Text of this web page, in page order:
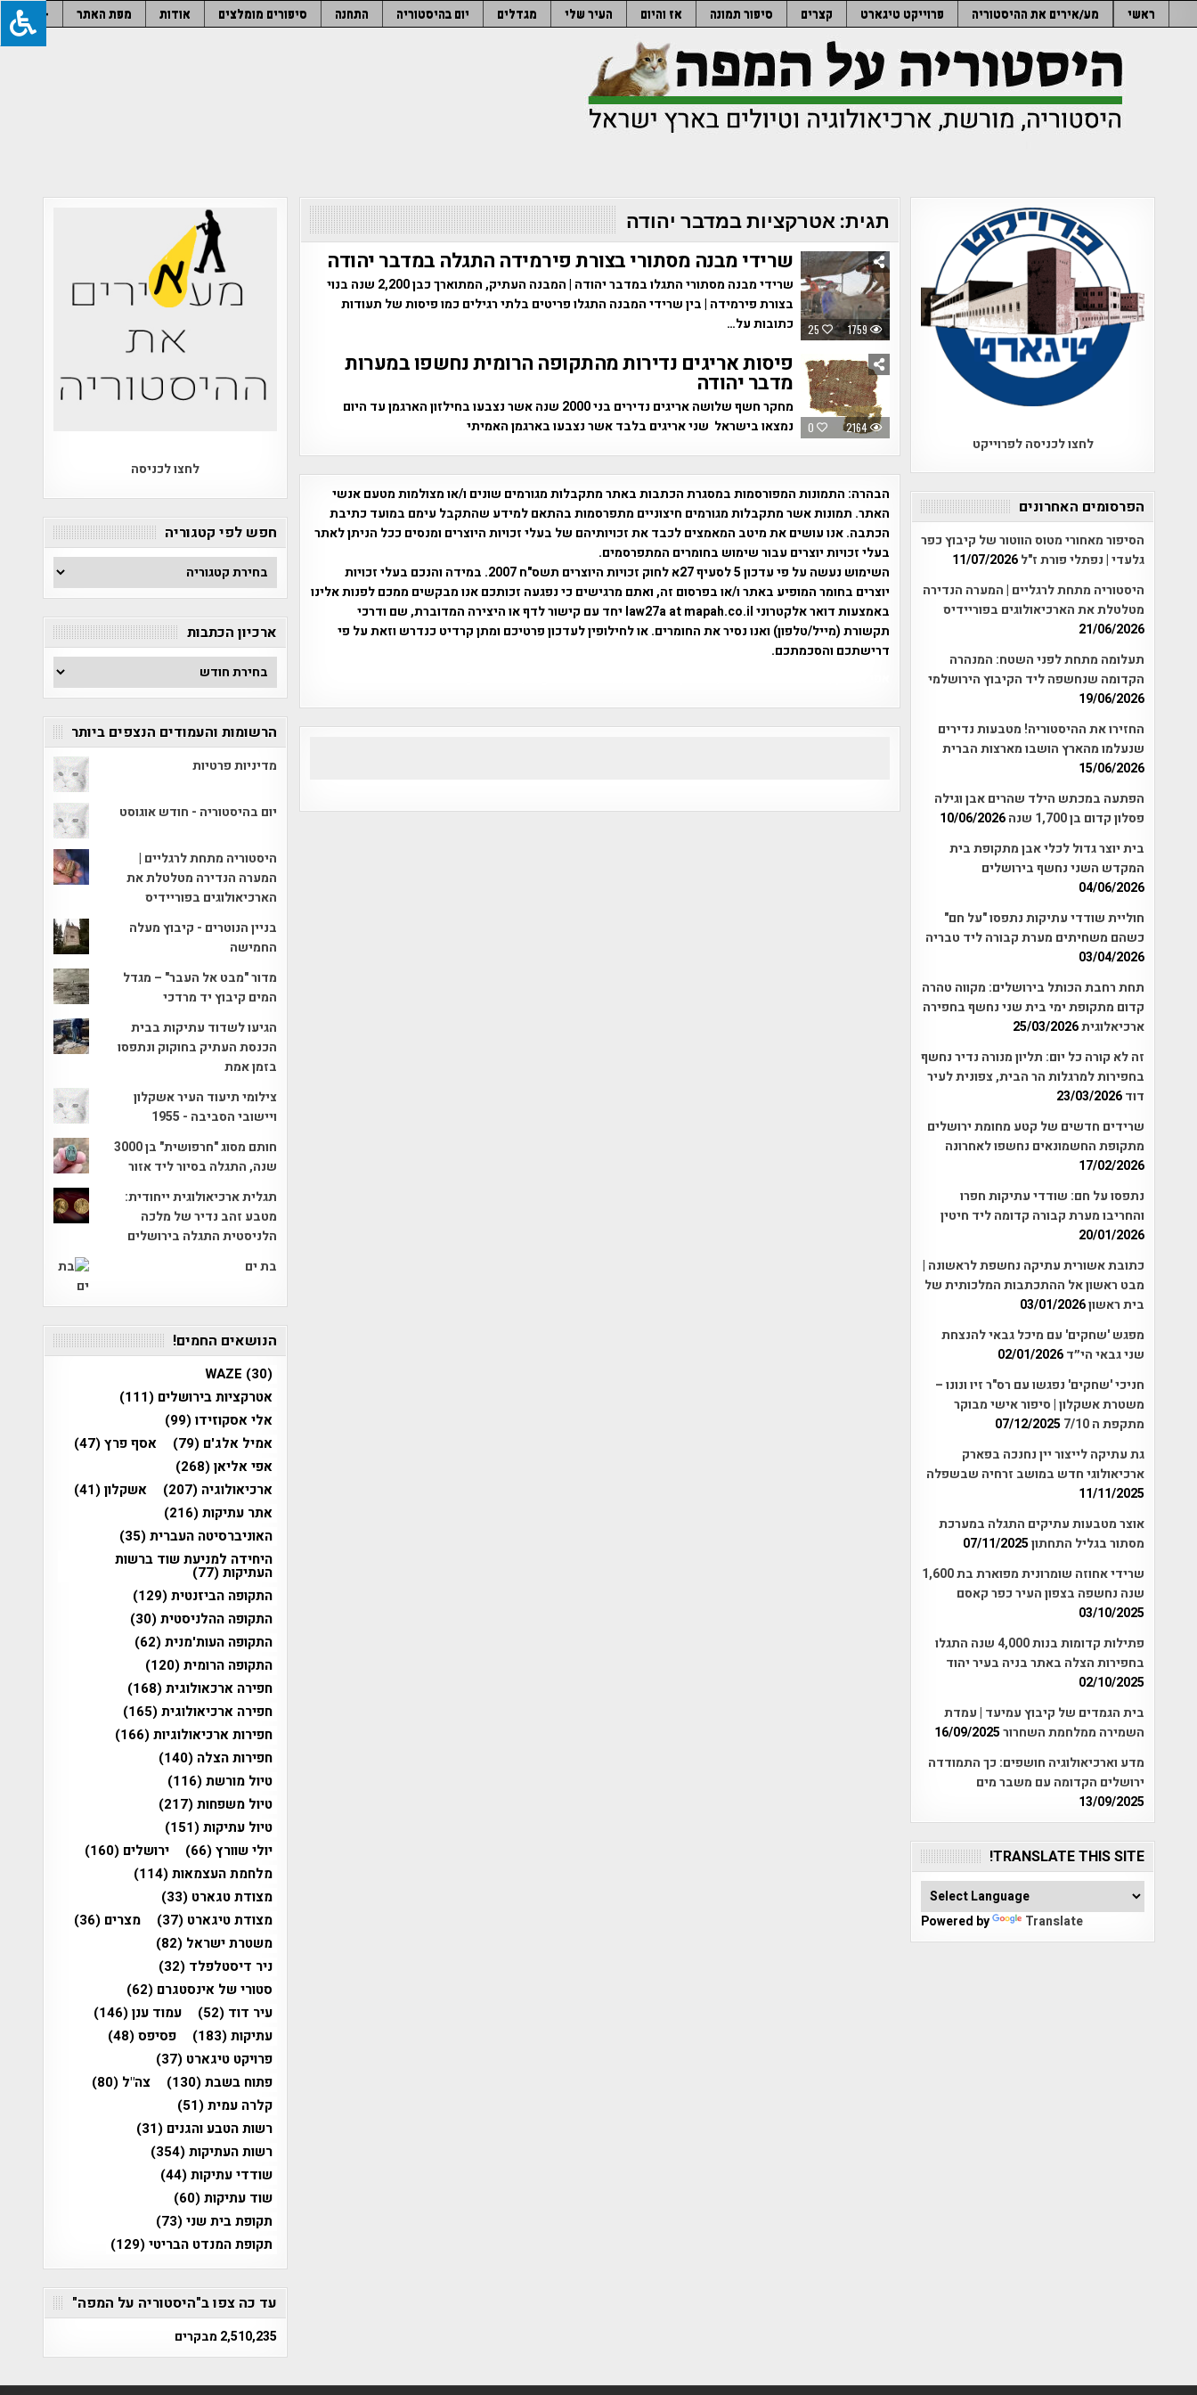
to
ראשי מע/אירים את ההיסטוריה פרוייקט טיגארט קצרים סיפור תמונה אז והיום העיר שלי מגדלים יום בהיסטוריה התחנה סיפורים מומלצים אודות מפת האתר –
תגית:אטרקציות במדבר יהודה
25 1759
שרידי מבנה מסתורי בצורת פירמידה התגלה במדבר יהודה
שרידי מבנה מסתורי התגלו במדבר יהודה | המבנה העתיק, המתוארך כבן 2,200 שנה בנוי
בצורת פירמידה | בין שרידי המבנה התגלו פריטים בלתי רגילים כמו פיסות של תעודות
כתובות על…
0 2164
פיסות אריגים נדירות מהתקופה הרומית נחשפו במערות
מדבר יהודה
מחקר חשף שלושה אריגים נדירים בני 2000 שנה אשר נצבעו בחילזון הארגמן עד היום
נמצאו בישראל שני אריגים בלבד אשר נצבעו בארגמן האמיתי
הבהרה: התמונות המפורסמות במסגרת הכתבות באתר מתקבלות מגורמים שונים ו/או מצולמות מטעם אנשי
האתר. תמונות אשר מתקבלות מגורמים חיצוניים מתפרסמות בהתאם למידע שהתקבל עימם במועד כתיבת
הכתבה. אנו עושים את מיטב המאמצים לכבד את זכויותיהם של בעלי זכויות היוצרים ומנסים ככל הניתן לאתר
בעלי זכויות יוצרים עבור שימוש בחומרים המתפרסמים.
השימוש נעשה על פי עדכון 5 לסעיף 27א לחוק זכויות היוצרים תשס"ח 2007. במידה והנכם בעלי זכויות
יוצרים בחומר המופיע באתר ו/או בפרסום זה, ואתם מרגישים כי נפגעה זכותכם אנו מבקשים ממכם לפנות אלינו
באמצעות דואר אלקטרוני law27a at mapah.co.il יחד עם קישור לדף או היצירה המדוברת, שם ודרכי
תקשורת (מייל/טלפון) ואנו נסיר את החומרים. או לחילופין לעדכון פרטיכם ומתן קרדיט כנדרש וזאת על פי
דרישתכם והסכמתכם.
לחצו לכניסה לפרוייקט
הפרסומים האחרונים
הסיפור מאחורי מטוס הווטור של קיבוץ כפר
גלעדי | נפתלי פורת ז"ל11/07/2026
היסטוריה מתחת לרגליים | המערה הנדירה
מטלטלת את הארכיאולוגים בפוריידיס
21/06/2026
תעלומה מתחת לפני השטח: המנהרה
הקדומה שנחשפה ליד הקיבוץ הירושלמי
19/06/2026
החזירו את ההיסטוריה! מטבעות נדירים
שנעלמו מהארץ הושבו מארצות הברית
15/06/2026
הפתעה במכתש הילד שהרים אבן וגילה
פסלון קדום בן 1,700 שנה
10/06/2026
בית יוצר גדול לכלי אבן מתקופת בית
המקדש השני נחשף בירושלים
04/06/2026
חוליית שודדי עתיקות נתפסו "על חם"
כשהם משחיתים מערת קבורה ליד טבריה
03/04/2026
תחת רחבת הכותל בירושלים: מקווה טהרה
קדום מתקופת ימי בית שני נחשף בחפירה
ארכיאלוגית25/03/2026
זה לא קורה כל יום: תליון מנורה נדיר נחשף
בחפירות למרגלות הר הבית, צפונית לעיר
דוד23/03/2026
שרידים חדשים של קטע מחומת ירושלים
מתקופת החשמונאים נחשפו לאחרונה
17/02/2026
נתפסו על חם: שודדי עתיקות חפרו
והחריבו מערת קבורה קדומה ליד חיטין
20/01/2026
כתובת אשורית עתיקה נחשפת לראשונה |
מבט ראשון אל ההתכתבות המלכותית של
בית ראשון03/01/2026
מפגש 'שחקים' עם מיכל גבאי להנצחת
שני גבאי הי״ד02/01/2026
חניכי 'שחקים' נפגשו עם רס"ר זיו ונונו –
משטרת אשקלון | סיפור אישי מבוקר
מתקפת ה 7/10
07/12/2025
גת עתיקה לייצור יין נחנכה בפארק
ארכיאולוגי חדש במושב זרחיה שבשפלה
11/11/2025
אוצר מטבעות עתיקים התגלה במערכת
מסתור בגליל התחתון07/11/2025
שרידי אחוזה שומרונית מפוארת בת 1,600
שנה נחשפה בצפון העיר כפר קאסם
03/10/2025
פתילות קדומות בנות 4,000 שנה התגלו
בחפירות הצלה באתר בניה בעיר יהוד
02/10/2025
בית הגמדים של קיבוץ עמיעד | עמדת
השמירה ממלחמת השחרור16/09/2025
מדע וארכיאולוגיה חושפים: כך התמודדה
ירושלים הקדומה עם משבר מים
13/09/2025
TRANSLATE THIS SITE!
Powered by Translate
לחצו לכניסה
חפש לפי קטגוריה
חפש
לפי
קטגוריה
ארכיון הכתבות
ארכיון
הכתבות
הרשומות והעמודים הנצפים ביותר
מדיניות פרטיות
יום בהיסטוריה - חודש אוגוסט
היסטוריה מתחת לרגליים |
המערה הנדירה מטלטלת את
הארכיאולוגים בפוריידיס
בניין הנוטרים - קיבוץ מעלה
החמישה
מדור "מבט אל העבר" – מגדל
המים קיבוץ יד מרדכי
הגיעו לשדוד עתיקות בבית
הכנסת העתיק בחוקוק ונתפסו
בזמן אמת
צילומי תיעוד העיר אשקלון
ויישובי הסביבה - 1955
חותם מסוג "חרפושית" בן 3000
שנה, התגלה בסיור ליד אזור
תגלית ארכיאולוגית ייחודית:
מטבע זהב נדיר של מלכה
הלניסטית התגלה בירושלים
בת ים
הנושאים החמים!
WAZE (30)
אטרקציות בירושלים (111)
אלי אסקוזידו(99)
אמיל אלג'ם (79) אסף פרץ(47)
אפי אליאן(268)
ארכיאולוגיה (207) אשקלון(41)
אתר עתיקות(216)
האוניברסיטה העברית(35)
היחידה למניעת שוד ברשות
העתיקות(77)
התקופה הביזנטית(129)
התקופה ההלניסטית(30)
התקופה העות'מנית(62)
התקופה הרומית(120)
חפירה ארכאולוגית(168)
חפירה ארכיאולוגית(165)
חפירות ארכיאולוגיות(166)
חפירות הצלה (140)
טיול מורשת(116)
טיול משפחות(217)
טיול עתיקות(151)
יולי שוורץ(66) ירושלים (160)
מלחמת העצמאות(114)
מצודת טגארט (33)
מצודת טיגארט (37) מצרים (36)
משטרת ישראל (82)
ניר דיסטלפלד (32)
סטורי של אינסטגרם (62)
עיר דוד (52) עמוד ענן(146)
עתיקות(183) פסיפס(48)
פרויקט טיגארט (37)
פתוח בשבת(130) צה"ל (80)
קלרה עמית(51)
רשות הטבע והגנים (31)
רשות העתיקות(354)
שודדי עתיקות(44)
שוד עתיקות(60)
תקופת בית שני(73)
תקופת המנדט הבריטי(129)
עד כה צפו ב"היסטוריה על המפה"
2,510,235 מבקרים